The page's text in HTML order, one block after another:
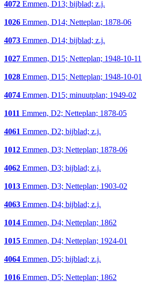
4072 Emmen, D13; bijblad; z.j.
1026 Emmen, D14; Netteplan; 1878-06
4073 Emmen, D14; bijblad; z.j.
1027 Emmen, D15; Netteplan; 1948-10-11
1028 Emmen, D15; Netteplan; 1948-10-01
4074 Emmen, D15; minuutplan; 1949-02
1011 Emmen, D2; Netteplan; 1878-05
4061 Emmen, D2; bijblad; z.j.
1012 Emmen, D3; Netteplan; 1878-06
4062 Emmen, D3; bijblad; z.j.
1013 Emmen, D3; Netteplan; 1903-02
4063 Emmen, D4; bijblad; z.j.
1014 Emmen, D4; Netteplan; 1862
1015 Emmen, D4; Netteplan; 1924-01
4064 Emmen, D5; bijblad; z.j.
1016 Emmen, D5; Netteplan; 1862